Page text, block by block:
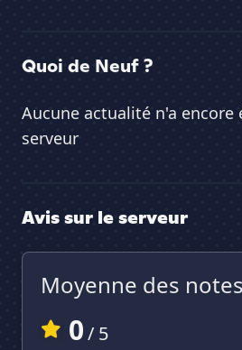
Quoi de Neuf ?
Aucune actualité n'a encore
serveur
Avis sur le serveur
Moyenne des notes
0/ 5